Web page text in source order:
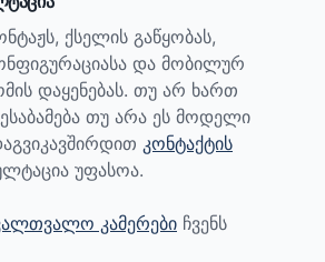
ქსელის გაწყობას,
და მობილურ
დაყენებას. თუ არ ხართ
თუ არა ეს მოდელი
კონტაქტის
უფასოა.
კამერები ჩვენს